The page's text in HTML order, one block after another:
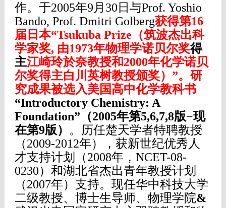
作。 于2005年9月30日与Prof. Yoshio
Bando, Prof. Dmitri Golberg获得第16
届日本“Tsukuba Prize（筑波杰出科
学家奖, 由1973年物理学诺贝尔奖得
主江崎玲於奈教授和2000年化学诺贝
尔奖得主白川英树教授颁奖）”。 研
究成果被选入美国高中化学教科书
“Introductory Chemistry: A
Foundation”（2005年第5,6,7,8版−现
在第9版） 。
历任楚天学者特聘教授
（2009-2012年），获新世纪优秀人
才支持计划（2008年，NCET-08-
0230）和湖北省杰出青年教授计划
（2007年）支持。现任华中科技大学
二级教授、博士生导师、物理学院&